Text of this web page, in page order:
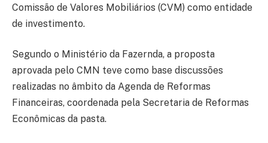
Comissão de Valores Mobiliários (CVM) como entidade
de investimento.
Segundo o Ministério da Fazernda, a proposta
aprovada pelo CMN teve como base discussões
realizadas no âmbito da Agenda de Reformas
Financeiras, coordenada pela Secretaria de Reformas
Econômicas da pasta.